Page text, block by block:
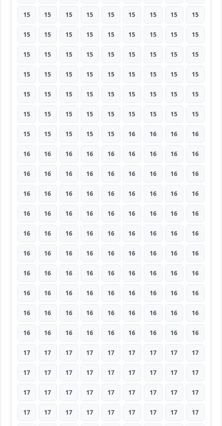
15 15 15 15 15 15 15 15 15
15 15 15 15 15 15 15 15 15
15 15 15 15 15 15 15 15 15
15 15 15 15 15 15 15 15 15
15 15 15 15 15 15 15 15 15
15 15 15 15 15 15 15 15 15
15 15 15 15 15 16 16 16 16
16 16 16 16 16 16 16 16 16
16 16 16 16 16 16 16 16 16
16 16 16 16 16 16 16 16 16
16 16 16 16 16 16 16 16 16
16 16 16 16 16 16 16 16 16
16 16 16 16 16 16 16 16 16
16 16 16 16 16 16 16 16 16
16 16 16 16 16 16 16 16 16
16 16 16 16 16 16 16 16 16
16 16 16 16 16 16 16 16 16
17 17 17 17 17 17 17 17 17
17 17 17 17 17 17 17 17 17
17 17 17 17 17 17 17 17 17
17 17 17 17 17 17 17 17 17